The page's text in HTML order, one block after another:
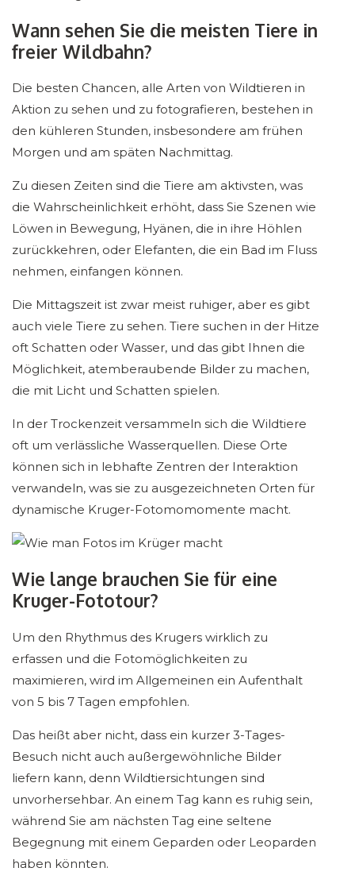
Wann sehen Sie die meisten Tiere in
freier Wildbahn?
Die besten Chancen, alle Arten von Wildtieren in
Aktion zu sehen und zu fotografieren, bestehen in
den kühleren Stunden, insbesondere am frühen
Morgen und am späten Nachmittag.
Zu diesen Zeiten sind die Tiere am aktivsten, was
die Wahrscheinlichkeit erhöht, dass Sie Szenen wie
Löwen in Bewegung, Hyänen, die in ihre Höhlen
zurückkehren, oder Elefanten, die ein Bad im Fluss
nehmen, einfangen können.
Die Mittagszeit ist zwar meist ruhiger, aber es gibt
auch viele Tiere zu sehen. Tiere suchen in der Hitze
oft Schatten oder Wasser, und das gibt Ihnen die
Möglichkeit, atemberaubende Bilder zu machen,
die mit Licht und Schatten spielen.
In der Trockenzeit versammeln sich die Wildtiere
oft um verlässliche Wasserquellen. Diese Orte
können sich in lebhafte Zentren der Interaktion
verwandeln, was sie zu ausgezeichneten Orten für
dynamische Kruger-Fotomomomente macht.
Wie lange brauchen Sie für eine
Kruger-Fototour?
Um den Rhythmus des Krugers wirklich zu
erfassen und die Fotomöglichkeiten zu
maximieren, wird im Allgemeinen ein Aufenthalt
von 5 bis 7 Tagen empfohlen.
Das heißt aber nicht, dass ein kurzer 3-Tages-
Besuch nicht auch außergewöhnliche Bilder
liefern kann, denn Wildtiersichtungen sind
unvorhersehbar. An einem Tag kann es ruhig sein,
während Sie am nächsten Tag eine seltene
Begegnung mit einem Geparden oder Leoparden
haben könnten.